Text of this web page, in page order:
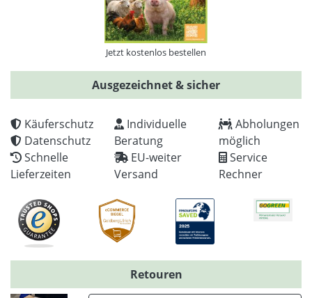
Jetzt kostenlos bestellen
Ausgezeichnet & sicher
Käuferschutz
Datenschutz
Schnelle
Lieferzeiten
Individuelle
Beratung
EU-weiter
Versand
Abholungen
möglich
Service
Rechner
Retouren